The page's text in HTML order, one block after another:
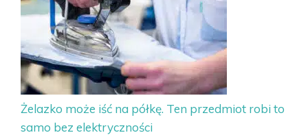
Żelazko może iść na półkę. Ten przedmiot robi to
samo bez elektryczności